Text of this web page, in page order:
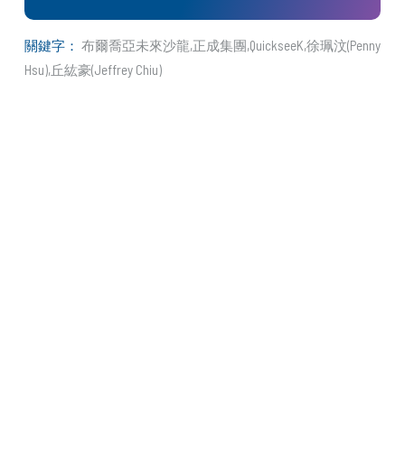
關鍵字： 布爾喬亞未來沙龍 正成集團 QuickseeK 徐珮汶(Penny
Hsu)丘紘豪(Jeffrey Chiu)